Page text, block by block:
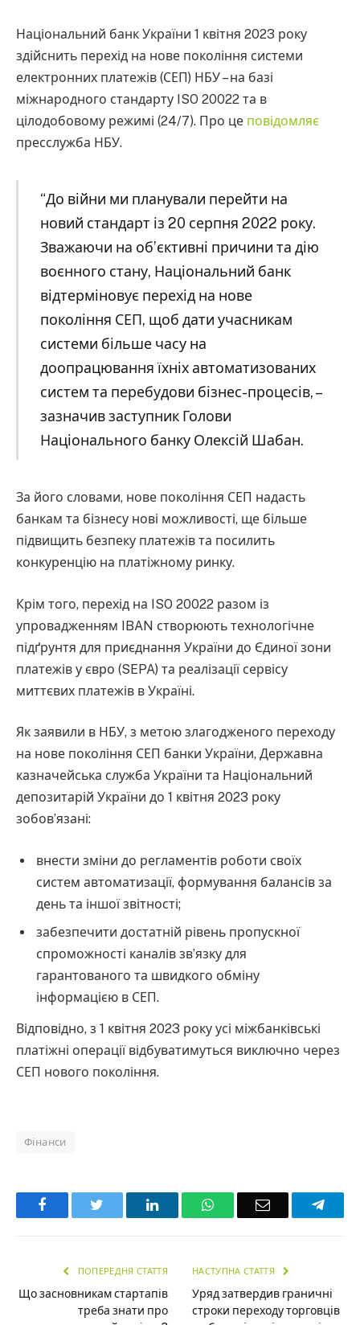
Національний банк України 1 квітня 2023 року
здійснить перехід на нове покоління системи
електронних платежів (СЕП) НБУ – на базі
міжнародного стандарту ISO 20022 та в
цілодобовому режимі (24/7). Про це повідомляє
пресслужба НБУ.
“До війни ми планували перейти на
новий стандарт із 20 серпня 2022 року.
Зважаючи на об’єктивні причини та дію
воєнного стану, Національний банк
відтерміновує перехід на нове
покоління СЕП, щоб дати учасникам
системи більше часу на
доопрацювання їхніх автоматизованих
систем та перебудови бізнес-процесів, –
зазначив заступник Голови
Національного банку Олексій Шабан.
За його словами, нове покоління СЕП надасть
банкам та бізнесу нові можливості, ще більше
підвищить безпеку платежів та посилить
конкуренцію на платіжному ринку.
Крім того, перехід на ISO 20022 разом із
упровадженням IBAN створюють технологічне
підґрунтя для приєднання України до Єдиної зони
платежів у євро (SEPA) та реалізації сервісу
миттєвих платежів в Україні.
Як заявили в НБУ, з метою злагодженого переходу
на нове покоління СЕП банки України, Державна
казначейська служба України та Національний
депозитарій України до 1 квітня 2023 року
зобов’язані:
внести зміни до регламентів роботи своїх
систем автоматизації, формування балансів за
день та іншої звітності;
забезпечити достатній рівень пропускної
спроможності каналів зв’язку для
гарантованого та швидкого обміну
інформацією в СЕП.
Відповідно, з 1 квітня 2023 року усі міжбанківські
платіжні операції відбуватимуться виключно через
СЕП нового покоління.
Фінанси
Facebook LinkedInWhatsAppEmail
ПОПЕРЕДНЯ СТАТТЯ
Що засновникам стартапів
треба знати про
НАСТУПНА СТАТТЯ
Уряд затвердив граничні
строки переходу торговців